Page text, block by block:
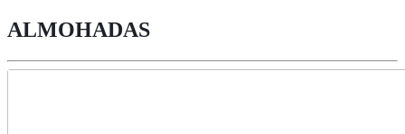
ALMOHADAS